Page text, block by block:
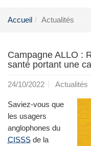
Accueil Actualités
Campagne ALLO :
santé portant une
24/10/2022 Actualités
Saviez-vous que
les usagers
anglophones du
CISSS de la